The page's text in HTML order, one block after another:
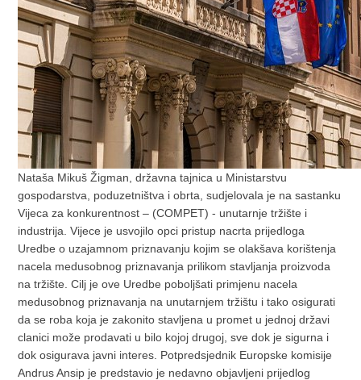
Nataša Mikuš Žigman, državna tajnica u Ministarstvu
gospodarstva, poduzetništva i obrta, sudjelovala je na sastanku
Vijeca za konkurentnost – (COMPET) - unutarnje tržište i
industrija. Vijece je usvojilo opci pristup nacrta prijedloga
Uredbe o uzajamnom priznavanju kojim se olakšava korištenja
nacela medusobnog priznavanja prilikom stavljanja proizvoda
na tržište. Cilj je ove Uredbe poboljšati primjenu nacela
medusobnog priznavanja na unutarnjem tržištu i tako osigurati
da se roba koja je zakonito stavljena u promet u jednoj državi
clanici može prodavati u bilo kojoj drugoj, sve dok je sigurna i
dok osigurava javni interes. Potpredsjednik Europske komisije
Andrus Ansip je predstavio je nedavno objavljeni prijedlog